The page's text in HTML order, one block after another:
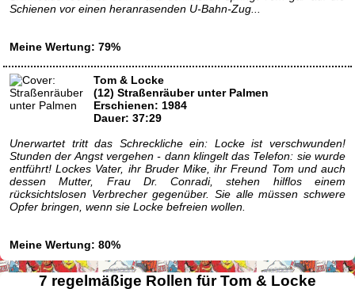
Schienen vor einen heranrasenden U-Bahn-Zug...
Meine Wertung: 79%
Tom & Locke
(12) Straßenräuber unter Palmen
Erschienen: 1984
Dauer: 37:29
Unerwartet tritt das Schreckliche ein: Locke ist verschwunden!
Stunden der Angst vergehen - dann klingelt das Telefon: sie wurde
entführt! Lockes Vater, ihr Bruder Mike, ihr Freund Tom und auch
dessen Mutter, Frau Dr. Conradi, stehen hilflos einem
rücksichtslosen Verbrecher gegenüber. Sie alle müssen schwere
Opfer bringen, wenn sie Locke befreien wollen.
Meine Wertung: 80%
7 regelmäßige Rollen für Tom & Locke